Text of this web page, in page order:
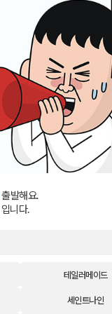
출발해요.
입니다.
테일러메이드
세인트나인